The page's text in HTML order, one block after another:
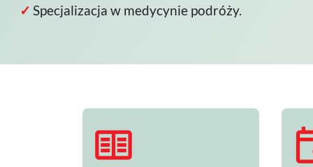
Specjalizacja w medycynie podróży.
two_pager